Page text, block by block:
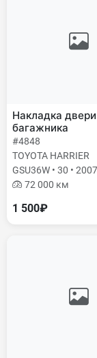
Накладка двери
багажника
#4848
TOYOTA HARRIER
GSU36W • 30 • 2007
72 000 км
1 500₽